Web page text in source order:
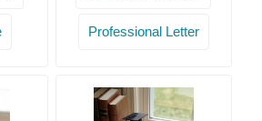
Professional Letter